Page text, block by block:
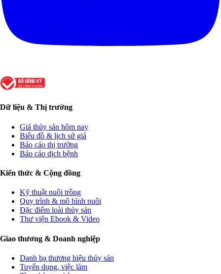
Dữ liệu & Thị trường
Giá thủy sản hôm nay
Biểu đồ & lịch sử giá
Báo cáo thị trường
Báo cáo dịch bệnh
Kiến thức & Cộng đồng
Kỹ thuật nuôi trồng
Quy trình & mô hình nuôi
Đặc điểm loài thủy sản
Thư viện Ebook & Video
Giao thương & Doanh nghiệp
Danh bạ thương hiệu thủy sản
Tuyển dụng, việc làm